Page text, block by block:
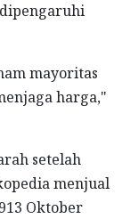
mayoritas
harga,"
setelah
menjual
Oktober